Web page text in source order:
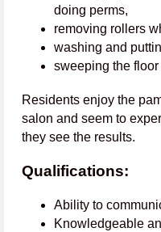
doing perms,
removing rollers
washing and
sweeping the
Residents enjoy the
salon and seem to
they see the results.
Qualifications:
Ability to
Knowledgeable